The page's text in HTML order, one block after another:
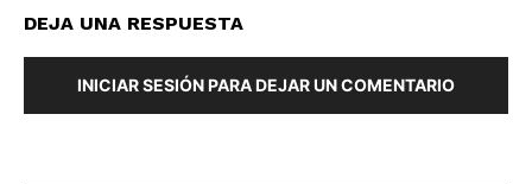
DEJA UNA RESPUESTA
INICIAR SESIÓN PARA DEJAR UN COMENTARIO